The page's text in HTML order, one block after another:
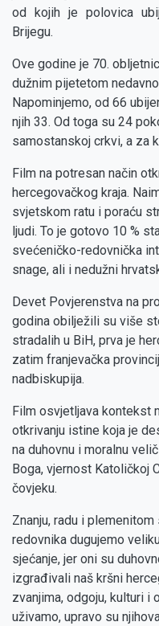
od kojih je polovica
Brijegu.
Ove godine je 70.
dužnim pijetetom
Napominjemo, od 66
njih 33. Od toga su 24
samostanskoj crkvi, a za
Film na potresan način
hercegovačkog kraja.
svjetskom ratu i poraću
ljudi. To je gotovo 10 %
svećeničko-redovnička
snage, ali i nedužni
Devet Povjerenstva na
godina obilježili su više
stradalih u BiH, prva je
zatim franjevačka
nadbiskupija.
Film osvjetljava kontekst
otkrivanju istine koja je
na duhovnu i moralnu
Boga, vjernost Katoličkoj
čovjeku.
Znanju, radu i
redovnika dugujemo
sjećanje, jer oni su
izgrađivali naš kršni
zvanjima, odgoju, kulturi i
uživamo, upravo su